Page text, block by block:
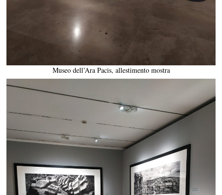
Museo dell’Ara Pacis, allestimento mostra